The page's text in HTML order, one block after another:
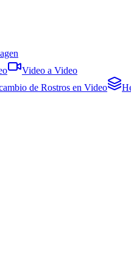
Video a Video
de Rostros en Video